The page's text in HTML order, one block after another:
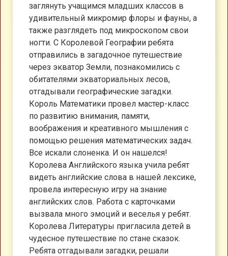
заглянуть учащимся младших классов в
удивительный микромир флоры и фауны, а
также разглядеть под микроскопом свои
ногти. С Королевой Географии ребята
отправились в загадочное путешествие
через экватор Земли, познакомились с
обитателями экваториальных лесов,
отгадывали географические загадки.
Король Математики провел мастер-класс
по развитию внимания, памяти,
воображения и креативного мышления с
помощью решения математических задач.
Все искали слоненка. И он нашелся!
Королева Английского языка учила ребят
видеть английские слова в нашей лексике,
провела интересную игру на знание
английских слов. Работа с карточками
вызвала много эмоций и веселья у ребят.
Королева Литературы пригласила детей в
чудесное путешествие по стане сказок.
Ребята отгадывали загадки, решали